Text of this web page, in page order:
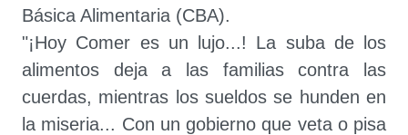
Básica Alimentaria (CBA).
"¡Hoy Comer es un lujo...! La suba de los
alimentos deja a las familias contra las
cuerdas, mientras los sueldos se hunden en
la miseria... Con un gobierno que veta o pisa